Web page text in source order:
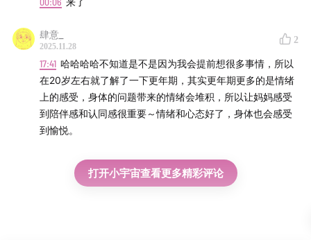
小宇宙｜苹果播客｜Spotify｜荔枝播客｜网易云音乐｜喜
马拉雅｜豆瓣｜QQ音乐
播客将定期更新，欢迎关注我们的微博和小红书
@FromWomen从我们开始，以及添加小助手微信：
FromWomen 加入我们的听友群。
肆意_
2025.11.28
2
17:41 哈哈哈哈不知道是不是因为我会提前想很多事情，所以
在20岁左右就了解了一下更年期，其实更年期更多的是情绪
上的感受，身体的问题带来的情绪会堆积，所以让妈妈感受
到陪伴感和认同感很重要～情绪和心态好了，身体也会感受
到愉悦。
打开小宇宙查看更多精彩评论